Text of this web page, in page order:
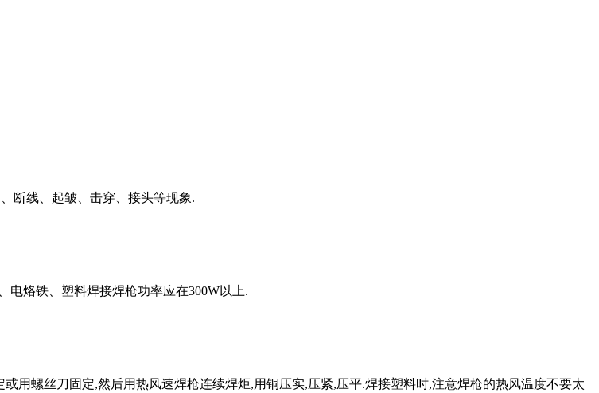
断线、起皱、击穿、接头等现象.
烙铁、塑料焊接焊枪功率应在300W以上.
用螺丝刀固定,然后用热风速焊枪连续焊炬,用铜压实,压紧,压平.焊接塑料时,注意焊枪的热风温度不要太